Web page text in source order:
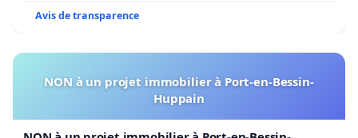
Avis de transparence
NON à un projet immobilier à Port-en-Bessin-
Huppain